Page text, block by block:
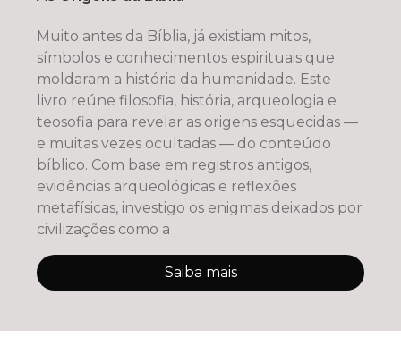
Muito antes da Bíblia, já existiam mitos,
símbolos e conhecimentos espirituais que
moldaram a história da humanidade. Este
livro reúne filosofia, história, arqueologia e
teosofia para revelar as origens esquecidas —
e muitas vezes ocultadas — do conteúdo
bíblico. Com base em registros antigos,
evidências arqueológicas e reflexões
metafísicas, investigo os enigmas deixados por
civilizações como a
Saiba mais